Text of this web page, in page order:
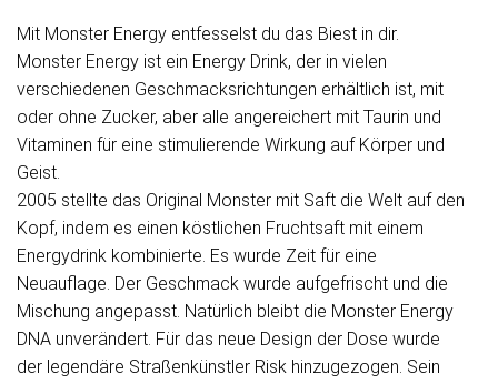
Mit Monster Energy entfesselst du das Biest in dir.
Monster Energy ist ein Energy Drink, der in vielen
verschiedenen Geschmacksrichtungen erhältlich ist, mit
oder ohne Zucker, aber alle angereichert mit Taurin und
Vitaminen für eine stimulierende Wirkung auf Körper und
Geist.
2005 stellte das Original Monster mit Saft die Welt auf den
Kopf, indem es einen köstlichen Fruchtsaft mit einem
Energydrink kombinierte. Es wurde Zeit für eine
Neuauflage. Der Geschmack wurde aufgefrischt und die
Mischung angepasst. Natürlich bleibt die Monster Energy
DNA unverändert. Für das neue Design der Dose wurde
der legendäre Straßenkünstler Risk hinzugezogen. Sein